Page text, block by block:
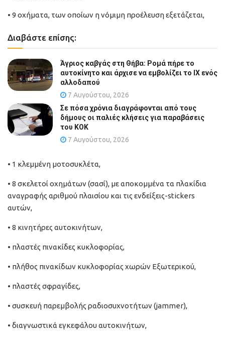
• 9 οχήματα, των οποίων η νόμιμη προέλευση εξετάζεται,
Διαβάστε επίσης:
Άγριος καβγάς στη Θήβα: Ρομά πήρε το
αυτοκίνητο και άρχισε να εμβολίζει το ΙΧ ενός
αλλοδαπού
7 Αυγούστου, 2026
Σε πόσα χρόνια διαγράφονται από τους
δήμους οι παλιές κλήσεις για παραβάσεις
του ΚΟΚ
7 Αυγούστου, 2026
• 1 κλεμμένη μοτοσυκλέτα,
• 8 σκελετοί οχημάτων (σασί), με αποκομμένα τα πλακίδια
αναγραφής αριθμού πλαισίου και τις ενδείξεις-stickers
αυτών,
• 8 κινητήρες αυτοκινήτων,
• πλαστές πινακίδες κυκλοφορίας,
• πλήθος πινακίδων κυκλοφορίας χωρών Εξωτερικού,
• πλαστές σφραγίδες,
• συσκευή παρεμβολής ραδιοσυχνοτήτων (jammer),
• διαγνωστικά εγκεφάλου αυτοκινήτων,